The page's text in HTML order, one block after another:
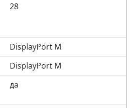
28
DisplayPort M
DisplayPort M
да